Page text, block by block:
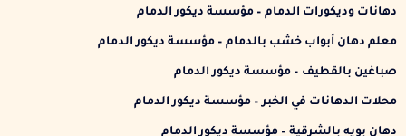
دهانات وديكورات الدمام – مؤسسة ديكور الدمام
معلم دهان أبواب خشب بالدمام – مؤسسة ديكور الدمام
صباغين بالقطيف – مؤسسة ديكور الدمام
محلات الدهانات في الخبر – مؤسسة ديكور الدمام
دهان بويه بالشرقية – مؤسسة ديكور الدمام